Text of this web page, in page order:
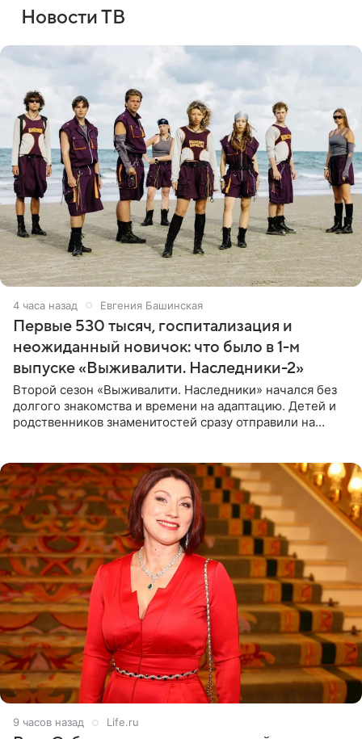
Новости ТВ
4 часа назад Евгения Башинская
Первые 530 тысяч, госпитализация и
неожиданный новичок: что было в 1-м
выпуске «Выживалити. Наследники-2»
Второй сезон «Выживалити. Наследники» начался без
долгого знакомства и времени на адаптацию. Детей и
родственников знаменитостей сразу отправили на
9 часов назад Life.ru